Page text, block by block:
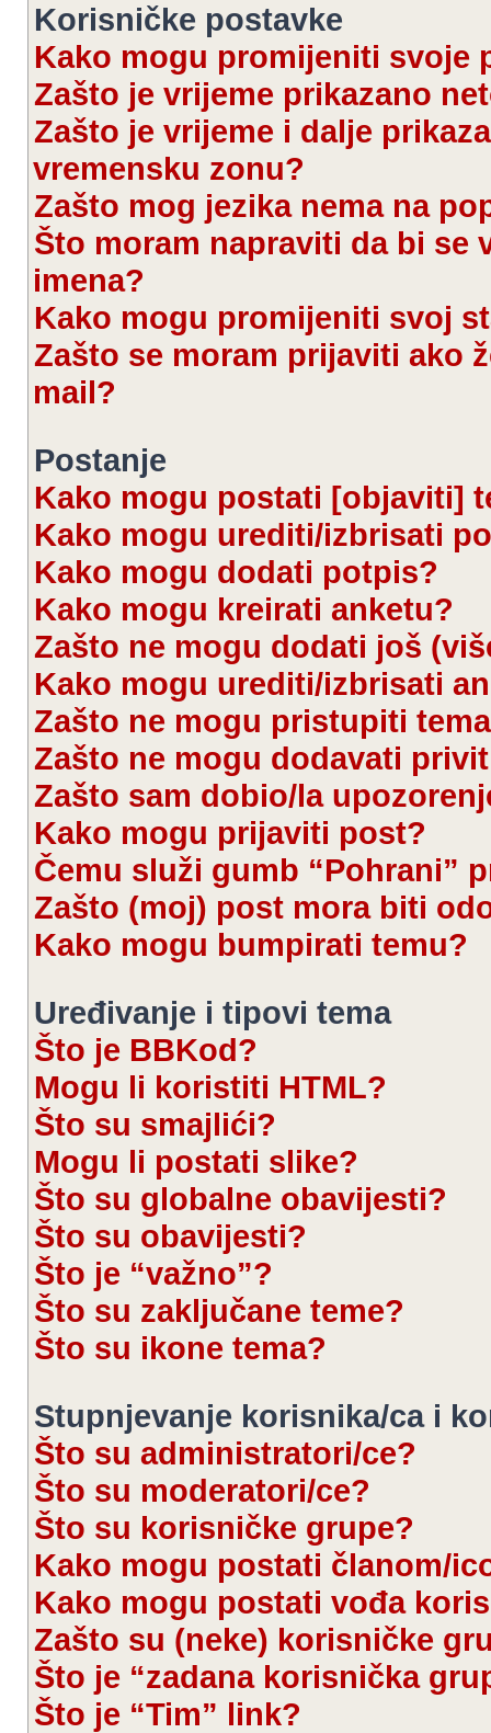
Korisničke postavke
Kako mogu promijeniti svoje
Zašto je vrijeme prikazano
Zašto je vrijeme i dalje
vremensku zonu?
Zašto mog jezika nema na
Što moram napraviti da bi
imena?
Kako mogu promijeniti svoj
Zašto se moram prijaviti ako
mail?
Postanje
Kako mogu postati [objaviti]
Kako mogu urediti/izbrisati
Kako mogu dodati potpis?
Kako mogu kreirati anketu?
Zašto ne mogu dodati još
Kako mogu urediti/izbrisati
Zašto ne mogu pristupiti
Zašto ne mogu dodavati
Zašto sam dobio/la
Kako mogu prijaviti post?
Čemu služi gumb “Pohrani”
Zašto (moj) post mora biti
Kako mogu bumpirati temu?
Uređivanje i tipovi tema
Što je BBKod?
Mogu li koristiti HTML?
Što su smajlići?
Mogu li postati slike?
Što su globalne obavijesti?
Što su obavijesti?
Što je “važno”?
Što su zaključane teme?
Što su ikone tema?
Stupnjevanje korisnika/ca i
Što su administratori/ce?
Što su moderatori/ce?
Što su korisničke grupe?
Kako mogu postati članom/
Kako mogu postati vođa
Zašto su (neke) korisničke
Što je “zadana korisnička
Što je “Tim” link?